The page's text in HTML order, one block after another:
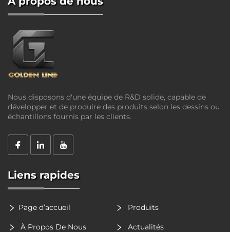
Nous disposons d'une équipe de R&D solide, capable de
développer et de produire des produits selon les dessins ou
échantillons fournis par les clients.
Liens rapides
Page d’accueil Produits
À Propos De Nous Actualités